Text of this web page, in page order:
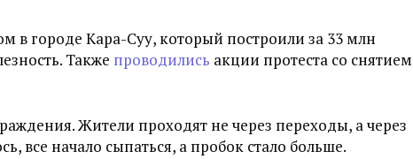
в городе Кара-Суу, который построили за 33 млн
Также проводились акции протеста со снятием
Жители проходят не через переходы, а через
все начало сыпаться, а пробок стало больше.